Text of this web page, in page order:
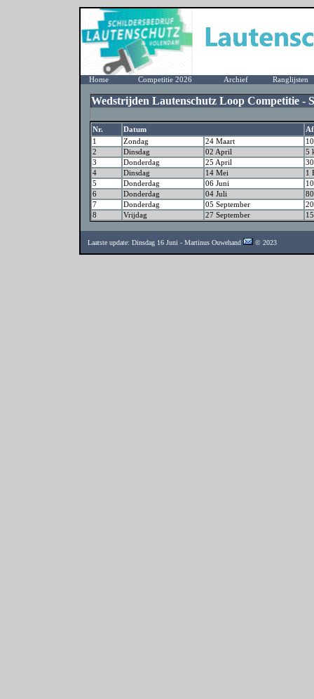
Home Competitie 2026 Archief Ranglijsten
Wedstrijden Lautenschutz Loop Competitie -
Nr. Datum
1
Zondag 24 Maart
2
Dinsdag 02 April
5
3
Donderdag 25 April
4
Dinsdag 14 Mei
1
5
Donderdag 06 Juni
6
Donderdag 04 Juli
7
Donderdag 05 September
8
Vrijdag 27 September
Laatste update: Dinsdag 16 Juni - Martinus Ouwehand © 2023